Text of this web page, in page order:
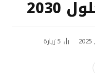
5زيارة